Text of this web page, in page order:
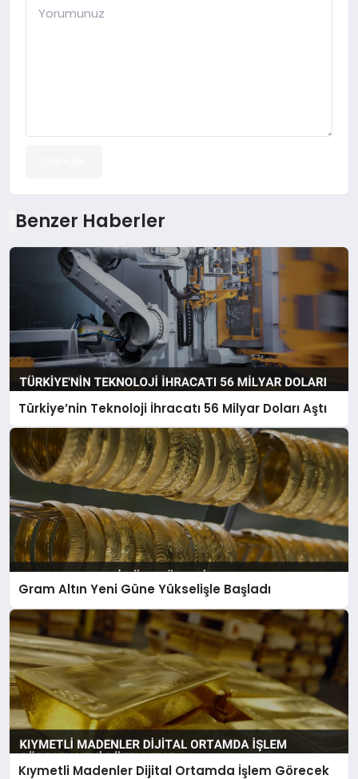
Benzer Haberler
Türkiye’nin Teknoloji İhracatı 56 Milyar Doları Aştı
Gram Altın Yeni Güne Yükselişle Başladı
Kıymetli Madenler Dijital Ortamda İşlem Görecek